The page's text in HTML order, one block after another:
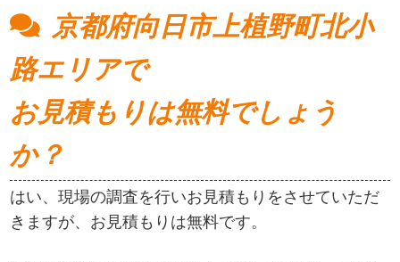
京都府向日市上植野町北小
路エリアで
お見積もりは無料でしょう
か？
はい、現場の調査を行いお見積もりをさせていただ
きますが、お見積もりは無料です。